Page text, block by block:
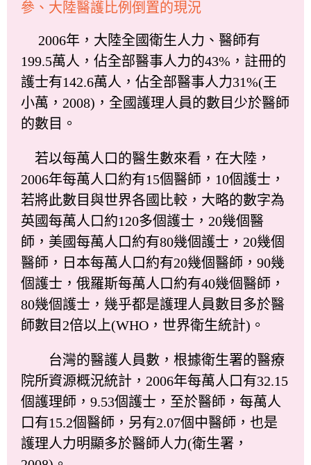
參、大陸醫護比例倒置的現況
2006年，大陸全國衛生人力、醫師有
199.5萬人，佔全部醫事人力的43%，註冊的
護士有142.6萬人，佔全部醫事人力31%(王
小萬，2008)，全國護理人員的數目少於醫師
的數目。
若以每萬人口的醫生數來看，在大陸，
2006年每萬人口約有15個醫師，10個護士，
若將此數目與世界各國比較，大略的數字為
英國每萬人口約120多個護士，20幾個醫
師，美國每萬人口約有80幾個護士，20幾個
醫師，日本每萬人口約有20幾個醫師，90幾
個護士，俄羅斯每萬人口約有40幾個醫師，
80幾個護士，幾乎都是護理人員數目多於醫
師數目2倍以上(WHO，世界衛生統計)。
台灣的醫護人員數，根據衛生署的醫療
院所資源概況統計，2006年每萬人口有32.15
個護理師，9.53個護士，至於醫師，每萬人
口有15.2個醫師，另有2.07個中醫師，也是
護理人力明顯多於醫師人力(衛生署，